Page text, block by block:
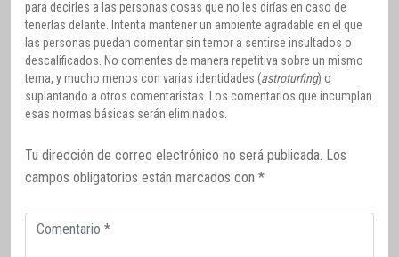
para decirles a las personas cosas que no les dirías en caso de
tenerlas delante. Intenta mantener un ambiente agradable en el que
las personas puedan comentar sin temor a sentirse insultados o
descalificados. No comentes de manera repetitiva sobre un mismo
tema, y mucho menos con varias identidades (astroturfing) o
suplantando a otros comentaristas. Los comentarios que incumplan
esas normas básicas serán eliminados.
Tu dirección de correo electrónico no será publicada. Los
campos obligatorios están marcados con *
Comentario